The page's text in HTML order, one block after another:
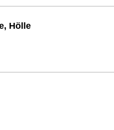
Hölle